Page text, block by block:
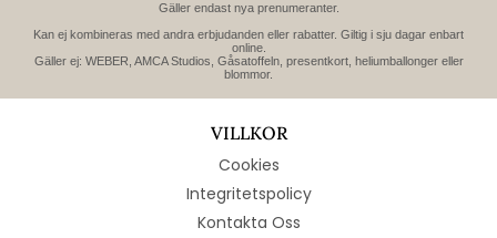
Gäller endast nya prenumeranter.
Kan ej kombineras med andra erbjudanden eller rabatter. Giltig i sju dagar enbart
online.
Gäller ej: WEBER, AMCA Studios, Gåsatoffeln, presentkort, heliumballonger eller
blommor.
VILLKOR
Cookies
Integritetspolicy
Kontakta Oss